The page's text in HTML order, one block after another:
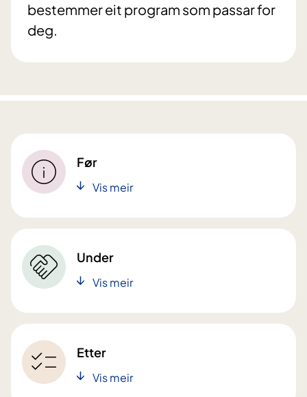
bestemmer eit program som passar for
deg.
Før
Vis meir
Under
Vis meir
Etter
Vis meir